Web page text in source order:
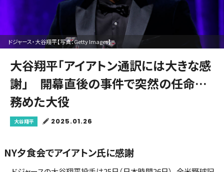
ドジャース・大谷翔平【写真：Getty Images】
大谷翔平「アイアトン通訳には大きな感
謝」 開幕直後の事件で突然の任命…
務めた大役
大谷翔平 2025.01.26
NY夕食会でアイアトン氏に感謝